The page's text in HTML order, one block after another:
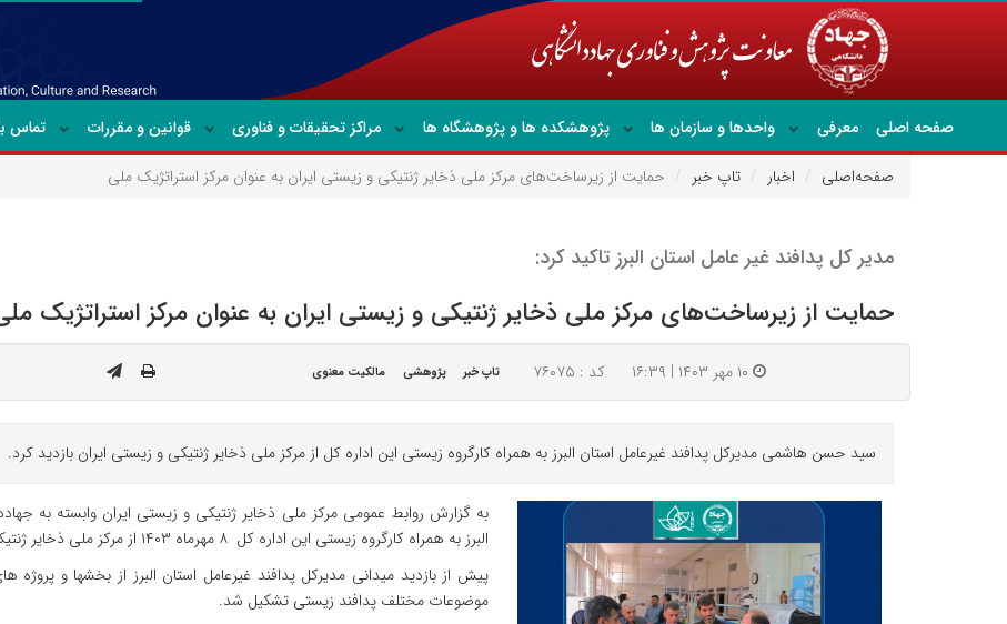
صفحه اصلی معرفی واحدها و سازمان ها پژوهشکده ها و پژوهشگاه ها مراکز تحقیقات و فناوری قوانین و مقررات
تماس
صفحه‌اصلی
اخبار تاپ خبر حمایت از زیرساخت‌های مرکز ملی ذخایر ژنتیکی و زیستی ایران به عنوان مرکز استراتژیک ملی
مدیر کل پدافند غیر عامل استان البرز تاکید کرد:
حمایت از زیرساخت‌های مرکز ملی ذخایر ژنتیکی و زیستی ایران به عنوان مرکز استراتژیک
۱۰ مهر ۱۴۰۳ | ۱۶:۳۹ کد : ۷۶۰۷۵ تاپ خبر پژوهشی مالکیت معنوی
سید حسن هاشمی مدیرکل پدافند غیرعامل استان البرز به همراه کارگروه زیستی این اداره کل از مرکز ملی ذخایر ژنتیکی و زیستی ایران بازدید کرد.
به گزارش روابط عمومی مرکز ملی ذخایر ژنتیکی و زیستی ایران وابسته به
البرز به همراه کارگروه زیستی این اداره کل ۸ مهرماه ۱۴۰۳ از مرکز ملی ذخایر ژنتیکی و زیستی ایران بازدید کرد.
پیش از بازدید میدانی مدیرکل پدافند غیرعامل استان البرز از بخشها و
موضوعات مختلف پدافند زیستی تشکیل شد.